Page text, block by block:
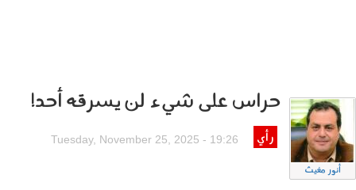
أنور مغيث
حراس على شيء لن يسرقه أحد!
رأي Tuesday, November 25, 2025 - 19:26